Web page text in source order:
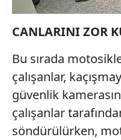
CANLARINI ZOR
Bu sırada
çalışanlar,
güvenlik
çalışanlar
söndürülürken,